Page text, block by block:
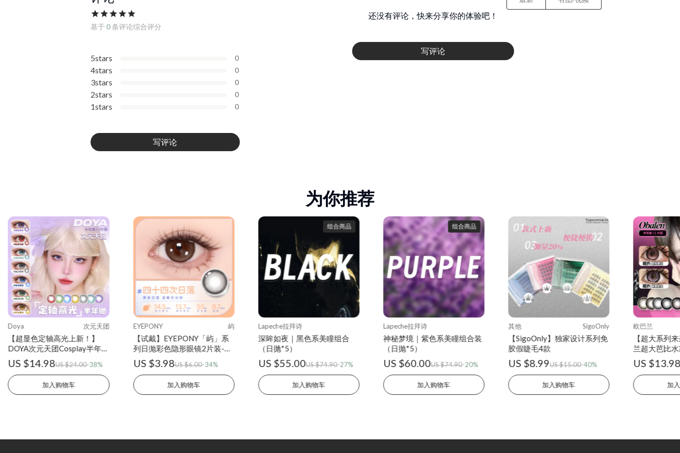
基于 0条评论综合评分
1stars 0
2stars 0
3stars 0
4stars 0
5stars 0
写评论
还没有评论，快来分享你的体验吧！
写评论
为你推荐
Doya 次元天团
【超显色定轴高光上新！】
DOYA次元天团Cosplay半年抛
2片装水凝胶彩色隐形眼镜
US $14.98US $24.00-38%
加入购物车
EYEPONY 屿
【试戴】EYEPONY「屿」系
列日抛彩色隐形眼镜2片装-四
十四次日落
US $3.98US $6.00-34%
加入购物车
Lapeche拉拜诗
深眸如夜｜黑色系美瞳组合
（日抛*5）
US $55.00US $74.90-27%
加入购物车
组合商品
Lapeche拉拜诗
神秘梦境｜紫色系美瞳组合装
（日抛*5）
US $60.00US $74.90-20%
加入购物车
组合商品
其他 SigoOnly
【SigoOnly】独家设计系列免
胶假睫毛4款
US $8.99US $15.00-40%
加入购物车
欧巴兰
【超大系列
兰超大芭比
镜半年抛2片
US
加